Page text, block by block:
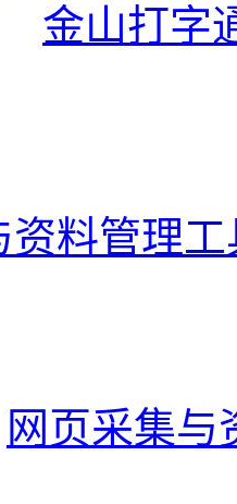
金山打字
资料管理
网页采集与